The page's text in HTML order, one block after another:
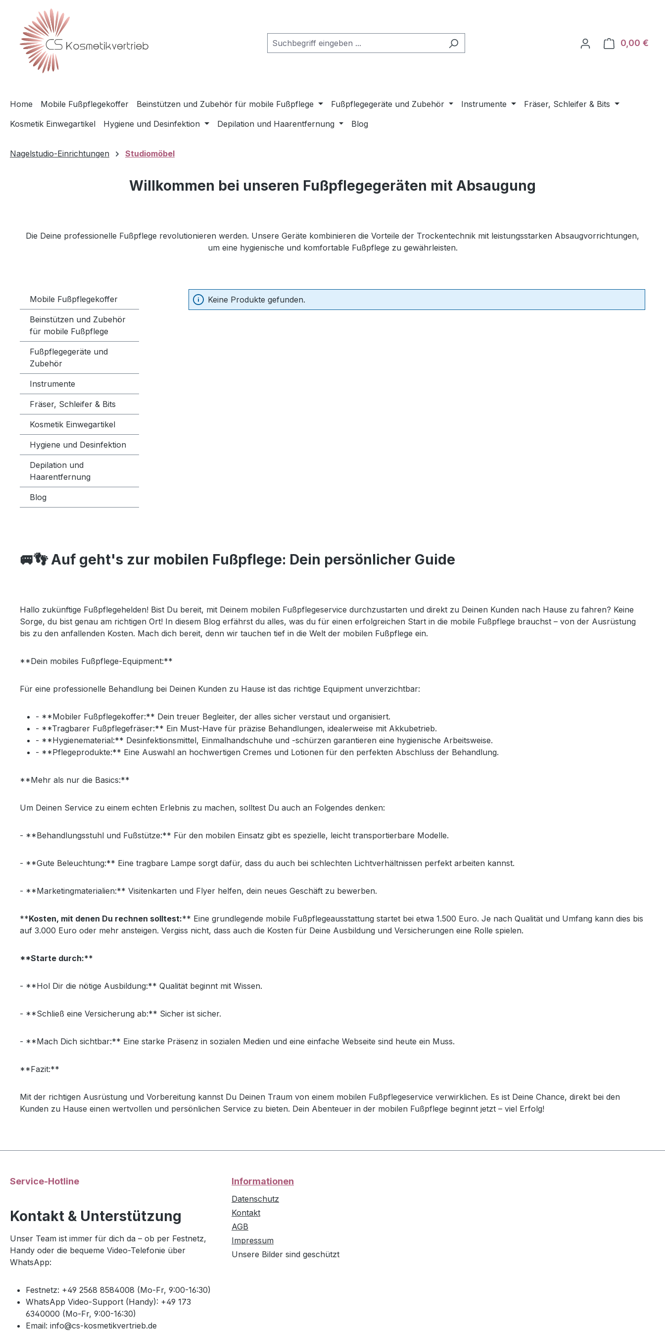
Hauptinhalt springen
Zur Suche springen
Zur Hauptnavigation springen
0,00 €
Home Mobile Fußpflegekoffer Beinstützen und Zubehör für mobile Fußpflege Fußpflegegeräte und Zubehör Instrumente
Fräser, Schleifer & Bits
Kosmetik Einwegartikel
Hygiene und Desinfektion Depilation und Haarentfernung Blog
Nagelstudio-Einrichtungen Studiomöbel
Willkommen bei unseren Fußpflegegeräten mit Absaugung
Die Deine professionelle Fußpflege revolutionieren werden. Unsere Geräte kombinieren die Vorteile der Trockentechnik mit leistungsstarken Absaugvorrichtungen,
um eine hygienische und komfortable Fußpflege zu gewährleisten.
Mobile Fußpflegekoffer
Beinstützen und Zubehör
für mobile Fußpflege
Fußpflegegeräte und
Zubehör
Instrumente
Fräser, Schleifer & Bits
Kosmetik Einwegartikel
Hygiene und Desinfektion
Depilation und
Haarentfernung
Blog
Keine Produkte gefunden.
🚐👣Auf geht's zur mobilen Fußpflege: Dein persönlicher Guide
Hallo zukünftige Fußpflegehelden! Bist Du bereit, mit Deinem mobilen Fußpflegeservice durchzustarten und direkt zu Deinen Kunden nach Hause zu fahren? Keine
Sorge, du bist genau am richtigen Ort! In diesem Blog erfährst du alles, was du für einen erfolgreichen Start in die mobile Fußpflege brauchst – von der Ausrüstung
bis zu den anfallenden Kosten. Mach dich bereit, denn wir tauchen tief in die Welt der mobilen Fußpflege ein.
**Dein mobiles Fußpflege-Equipment:**
Für eine professionelle Behandlung bei Deinen Kunden zu Hause ist das richtige Equipment unverzichtbar:
- **Mobiler Fußpflegekoffer:** Dein treuer Begleiter, der alles sicher verstaut und organisiert.
- **Tragbarer Fußpflegefräser:** Ein Must-Have für präzise Behandlungen, idealerweise mit Akkubetrieb.
- **Hygienematerial:** Desinfektionsmittel, Einmalhandschuhe und -schürzen garantieren eine hygienische Arbeitsweise.
- **Pflegeprodukte:** Eine Auswahl an hochwertigen Cremes und Lotionen für den perfekten Abschluss der Behandlung.
**Mehr als nur die Basics:**
Um Deinen Service zu einem echten Erlebnis zu machen, solltest Du auch an Folgendes denken:
- **Behandlungsstuhl und Fußstütze:** Für den mobilen Einsatz gibt es spezielle, leicht transportierbare Modelle.
- **Gute Beleuchtung:** Eine tragbare Lampe sorgt dafür, dass du auch bei schlechten Lichtverhältnissen perfekt arbeiten kannst.
- **Marketingmaterialien:** Visitenkarten und Flyer helfen, dein neues Geschäft zu bewerben.
**Kosten, mit denen Du rechnen solltest:** Eine grundlegende mobile Fußpflegeausstattung startet bei etwa 1.500 Euro. Je nach Qualität und Umfang kann dies bis
auf 3.000 Euro oder mehr ansteigen. Vergiss nicht, dass auch die Kosten für Deine Ausbildung und Versicherungen eine Rolle spielen.
**Starte durch:**
- **Hol Dir die nötige Ausbildung:** Qualität beginnt mit Wissen.
- **Schließ eine Versicherung ab:** Sicher ist sicher.
- **Mach Dich sichtbar:** Eine starke Präsenz in sozialen Medien und eine einfache Webseite sind heute ein Muss.
**Fazit:**
Mit der richtigen Ausrüstung und Vorbereitung kannst Du Deinen Traum von einem mobilen Fußpflegeservice verwirklichen. Es ist Deine Chance, direkt bei den
Kunden zu Hause einen wertvollen und persönlichen Service zu bieten. Dein Abenteuer in der mobilen Fußpflege beginnt jetzt – viel Erfolg!
Service-Hotline
Kontakt & Unterstützung
Unser Team ist immer für dich da – ob per Festnetz,
Handy oder die bequeme Video-Telefonie über
WhatsApp:
Festnetz: +49 2568 8584008 (Mo-Fr, 9:00-16:30)
WhatsApp Video-Support (Handy): +49 173
6340000 (Mo-Fr, 9:00-16:30)
Email: info@cs-kosmetikvertrieb.de
Informationen
Datenschutz
Kontakt
AGB
Impressum
Unsere Bilder sind geschützt